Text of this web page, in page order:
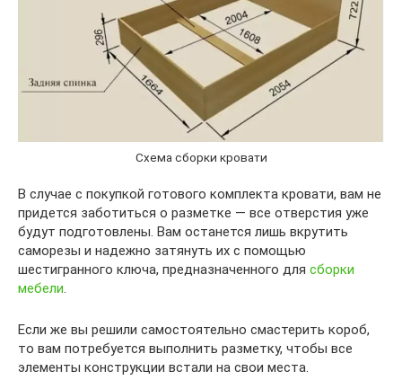
Схема сборки кровати
В случае с покупкой готового комплекта кровати, вам не
придется заботиться о разметке — все отверстия уже
будут подготовлены. Вам останется лишь вкрутить
саморезы и надежно затянуть их с помощью
шестигранного ключа, предназначенного для сборки
мебели.
Если же вы решили самостоятельно смастерить короб,
то вам потребуется выполнить разметку, чтобы все
элементы конструкции встали на свои места.